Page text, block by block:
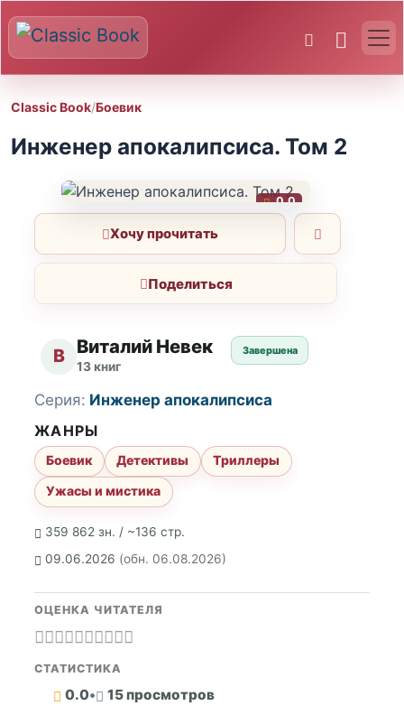
Classic Book/Боевик
Инженер апокалипсиса. Том 2
0.0
Хочу прочитать
Поделиться
В Виталий Невек
13 книг
Завершена
359 862 зн. / ~136 стр.
09.06.2026 (обн. 06.08.2026)
Серия: Инженер апокалипсиса
ЖАНРЫ
Боевик Детективы
Триллеры
Ужасы и мистика
ОЦЕНКА ЧИТАТЕЛЯ
СТАТИСТИКА
0.0• 15 просмотров